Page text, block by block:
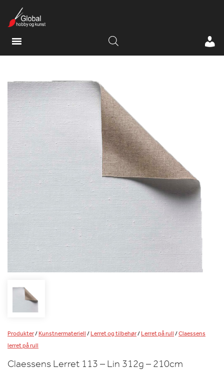
Produkter/Kunstnermateriell/Lerret og tilbehør/Lerret på rull/Claessens
lerret på rull
Claessens Lerret 113 – Lin 312g – 210cm